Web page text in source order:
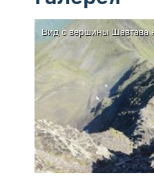
Вид с вершины Шавтава